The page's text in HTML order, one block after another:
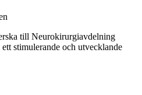
till Neurokirurgiavdelning
stimulerande och utvecklande